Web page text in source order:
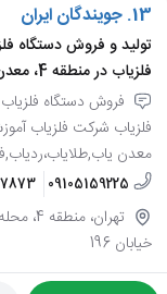
13. جویندگان ایران
تولید و فروش دستگاه
فلزیاب در منطقه 4، معدن یاب
فروش دستگاه
فلزیاب شرکت فلزیاب
معدن
09105159225
تهران،
خیابان 196